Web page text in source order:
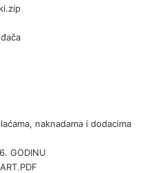
naknadama i dodacima
GODINU